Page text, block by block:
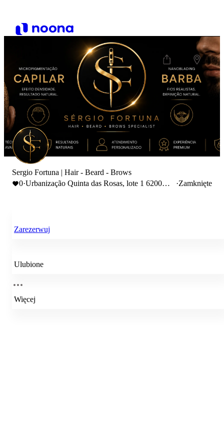
Sergio Fortuna | Hair - Beard - Brows
0·Urbanização Quinta das Rosas, lote 1 6200
·Zamknięte
Zarezerwuj
Ulubione
Więcej